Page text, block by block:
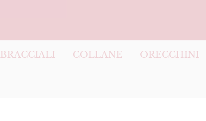
BRACCIALI COLLANE ORECCHINI